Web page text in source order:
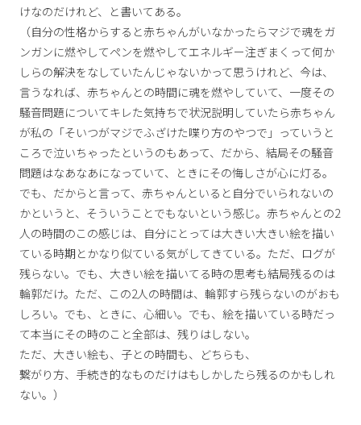
けなのだけれど、と書いてある。
（自分の性格からすると赤ちゃんがいなかったらマジで魂をガ
ンガンに燃やしてペンを燃やしてエネルギー注ぎまくって何か
しらの解決をなしていたんじゃないかって思うけれど、今は、
言うなれば、赤ちゃんとの時間に魂を燃やしていて、一度その
騒音問題についてキレた気持ちで状況説明していたら赤ちゃん
が私の「そいつがマジでふざけた喋り方のやつで」っていうと
ころで泣いちゃったというのもあって、だから、結局その騒音
問題はなあなあになっていて、ときにその悔しさが心に灯る。
でも、だからと言って、赤ちゃんといると自分でいられないの
かというと、そういうことでもないという感じ。赤ちゃんとの2
人の時間のこの感じは、自分にとっては大きい大きい絵を描い
ている時期とかなり似ている気がしてきている。ただ、ログが
残らない。でも、大きい絵を描いてる時の思考も結局残るのは
輪郭だけ。ただ、この2人の時間は、輪郭すら残らないのがおも
しろい。でも、ときに、心細い。でも、絵を描いている時だっ
て本当にその時のこと全部は、残りはしない。
ただ、大きい絵も、子との時間も、どちらも、
繋がり方、手続き的なものだけはもしかしたら残るのかもしれ
ない。）